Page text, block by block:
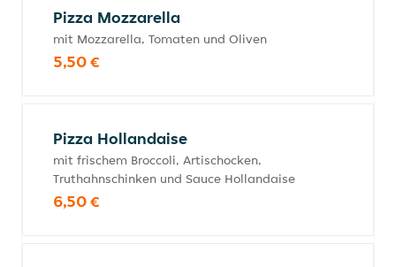
Pizza Mozzarella
mit Mozzarella, Tomaten und Oliven
5,50 €
Pizza Hollandaise
mit frischem Broccoli, Artischocken,
Truthahnschinken und Sauce Hollandaise
6,50 €